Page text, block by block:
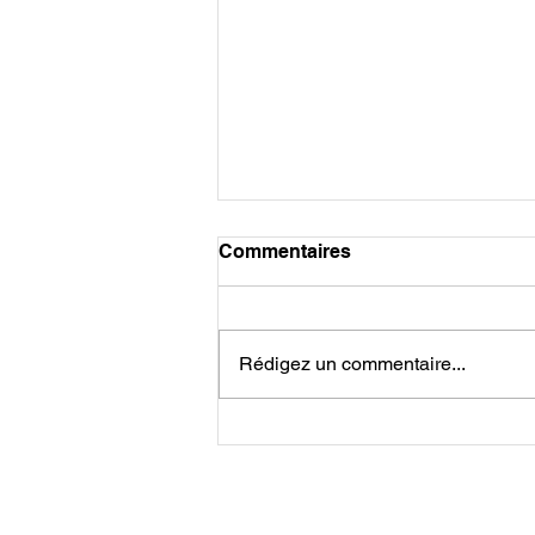
Commentaires
Rédigez un commentaire...